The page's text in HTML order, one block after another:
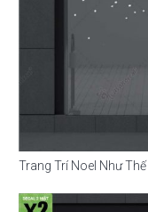
Trang Trí Noel Như